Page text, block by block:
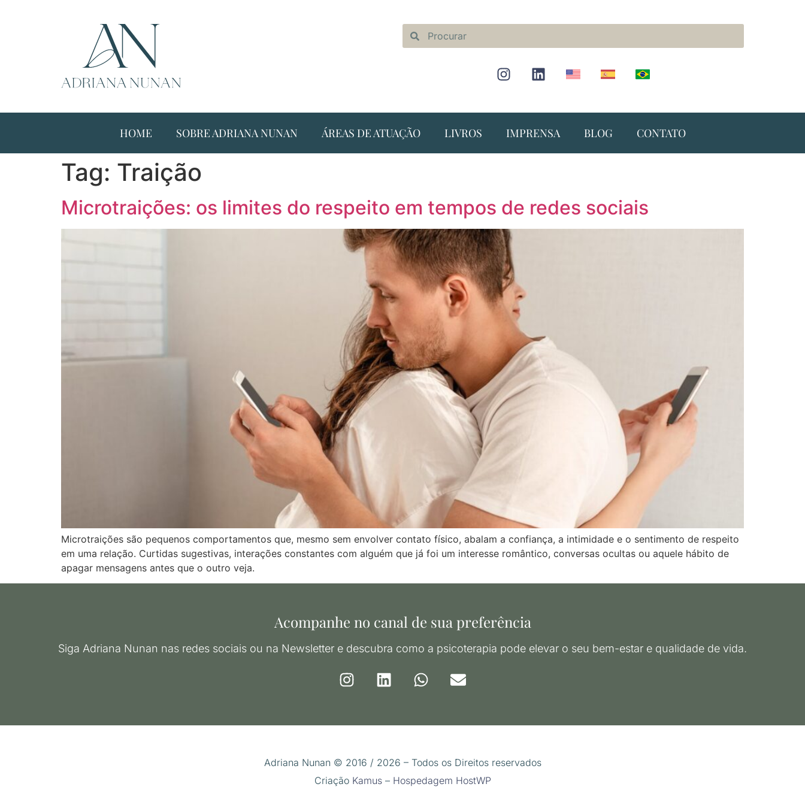
HOME SOBRE ADRIANA NUNAN ÁREAS DE ATUAÇÃO LIVROS IMPRENSA BLOG CONTATO
Tag: Traição
Microtraições: os limites do respeito em tempos de redes sociais
Microtraições são pequenos comportamentos que, mesmo sem envolver contato físico, abalam a confiança, a intimidade e o sentimento de respeito
em uma relação. Curtidas sugestivas, interações constantes com alguém que já foi um interesse romântico, conversas ocultas ou aquele hábito de
apagar mensagens antes que o outro veja.
Acompanhe no canal de sua preferência
Siga Adriana Nunan nas redes sociais ou na Newsletter e descubra como a psicoterapia pode elevar o seu bem-estar e qualidade de vida.
Adriana Nunan © 2016 / 2026 – Todos os Direitos reservados
Criação Kamus– Hospedagem HostWP